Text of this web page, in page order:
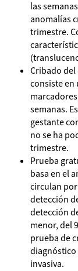
las
anomalías
trimestre.
Cribado
consiste en
semanas.
gestante
no se ha
trimestre.
Prueba
basa en el
circulan
detección
detección
menor, del
prueba de
invasiva.